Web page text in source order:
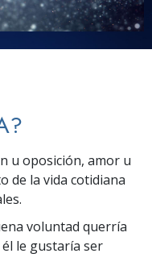
u oposición, amor u
de la vida cotidiana
voluntad querría
le gustaría ser